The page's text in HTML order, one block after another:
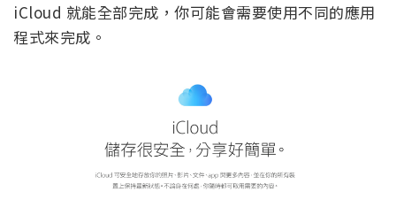
iCloud 就能全部完成，你可能會需要使用不同的應用
程式來完成。